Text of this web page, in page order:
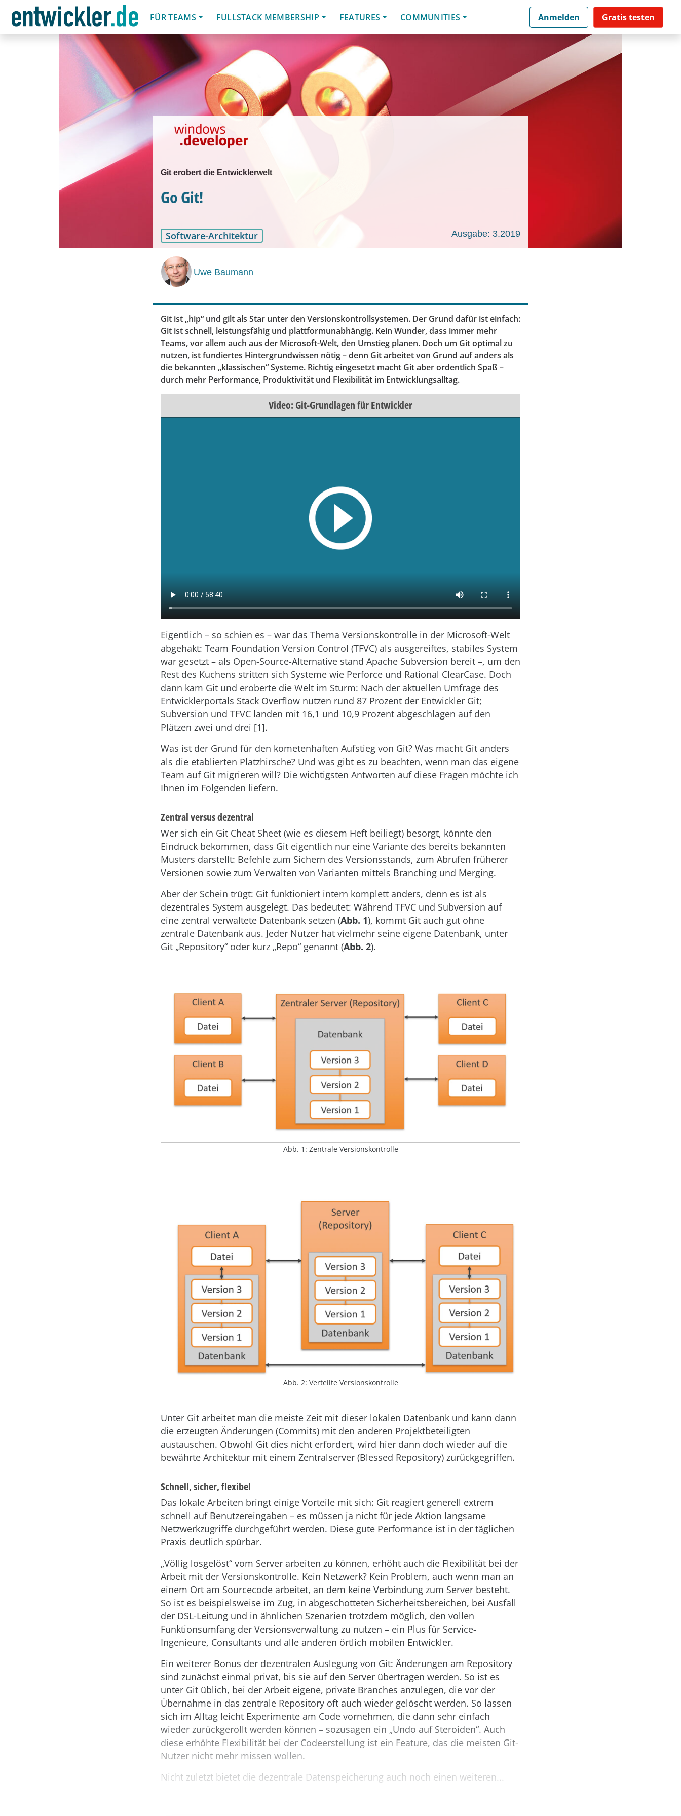
FÜR TEAMS
FULLSTACK MEMBERSHIP FEATURES COMMUNITIES Anmelden Gratis testen
Git erobert die Entwicklerwelt
Go Git!
Software-Architektur Ausgabe: 3.2019
Uwe Baumann
Git ist „hip“ und gilt als Star unter den Versionskontrollsystemen. Der Grund dafür ist einfach:
Git ist schnell, leistungsfähig und plattformunabhängig. Kein Wunder, dass immer mehr
Teams, vor allem auch aus der Microsoft-Welt, den Umstieg planen. Doch um Git optimal zu
nutzen, ist fundiertes Hintergrundwissen nötig – denn Git arbeitet von Grund auf anders als
die bekannten „klassischen“ Systeme. Richtig eingesetzt macht Git aber ordentlich Spaß –
durch mehr Performance, Produktivität und Flexibilität im Entwicklungsalltag.
Video: Git-Grundlagen für Entwickler
Eigentlich – so schien es – war das Thema Versionskontrolle in der Microsoft-Welt
abgehakt: Team Foundation Version Control (TFVC) als ausgereiftes, stabiles System
war gesetzt – als Open-Source-Alternative stand Apache Subversion bereit –, um den
Rest des Kuchens stritten sich Systeme wie Perforce und Rational ClearCase. Doch
dann kam Git und eroberte die Welt im Sturm: Nach der aktuellen Umfrage des
Entwicklerportals Stack Overflow nutzen rund 87 Prozent der Entwickler Git;
Subversion und TFVC landen mit 16,1 und 10,9 Prozent abgeschlagen auf den
Plätzen zwei und drei [1].
Was ist der Grund für den kometenhaften Aufstieg von Git? Was macht Git anders
als die etablierten Platzhirsche? Und was gibt es zu beachten, wenn man das eigene
Team auf Git migrieren will? Die wichtigsten Antworten auf diese Fragen möchte ich
Ihnen im Folgenden liefern.
Zentral versus dezentral
Wer sich ein Git Cheat Sheet (wie es diesem Heft beiliegt) besorgt, könnte den
Eindruck bekommen, dass Git eigentlich nur eine Variante des bereits bekannten
Musters darstellt: Befehle zum Sichern des Versionsstands, zum Abrufen früherer
Versionen sowie zum Verwalten von Varianten mittels Branching und Merging.
Aber der Schein trügt: Git funktioniert intern komplett anders, denn es ist als
dezentrales System ausgelegt. Das bedeutet: Während TFVC und Subversion auf
eine zentral verwaltete Datenbank setzen (Abb. 1), kommt Git auch gut ohne
zentrale Datenbank aus. Jeder Nutzer hat vielmehr seine eigene Datenbank, unter
Git „Repository“ oder kurz „Repo“ genannt (Abb. 2).
Abb. 1: Zentrale Versionskontrolle
Abb. 2: Verteilte Versionskontrolle
Unter Git arbeitet man die meiste Zeit mit dieser lokalen Datenbank und kann dann
die erzeugten Änderungen (Commits) mit den anderen Projektbeteiligten
austauschen. Obwohl Git dies nicht erfordert, wird hier dann doch wieder auf die
bewährte Architektur mit einem Zentralserver (Blessed Repository) zurückgegriffen.
Schnell, sicher, flexibel
Das lokale Arbeiten bringt einige Vorteile mit sich: Git reagiert generell extrem
schnell auf Benutzereingaben – es müssen ja nicht für jede Aktion langsame
Netzwerkzugriffe durchgeführt werden. Diese gute Performance ist in der täglichen
Praxis deutlich spürbar.
„Völlig losgelöst“ vom Server arbeiten zu können, erhöht auch die Flexibilität bei der
Arbeit mit der Versionskontrolle. Kein Netzwerk? Kein Problem, auch wenn man an
einem Ort am Sourcecode arbeitet, an dem keine Verbindung zum Server besteht.
So ist es beispielsweise im Zug, in abgeschotteten Sicherheitsbereichen, bei Ausfall
der DSL-Leitung und in ähnlichen Szenarien trotzdem möglich, den vollen
Funktionsumfang der Versionsverwaltung zu nutzen – ein Plus für Service-
Ingenieure, Consultants und alle anderen örtlich mobilen Entwickler.
Ein weiterer Bonus der dezentralen Auslegung von Git: Änderungen am Repository
sind zunächst einmal privat, bis sie auf den Server übertragen werden. So ist es
unter Git üblich, bei der Arbeit eigene, private Branches anzulegen, die vor der
Übernahme in das zentrale Repository oft auch wieder gelöscht werden. So lassen
sich im Alltag leicht Experimente am Code vornehmen, die dann sehr einfach
wieder zurückgerollt werden können – sozusagen ein „Undo auf Steroiden“. Auch
diese erhöhte Flexibilität bei der Codeerstellung ist ein Feature, das die meisten Git-
Nutzer nicht mehr missen wollen.
Nicht zuletzt bietet die dezentrale Datenspeicherung auch noch einen weiteren...